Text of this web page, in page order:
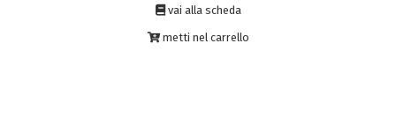
vai alla scheda
metti nel carrello